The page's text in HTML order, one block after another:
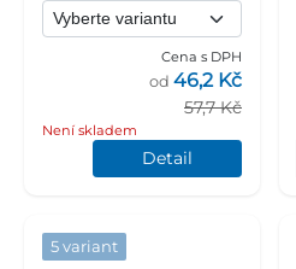
Cena s DPH
57,7 Kč
od 46,2 Kč
Není skladem
Detail
5 variant